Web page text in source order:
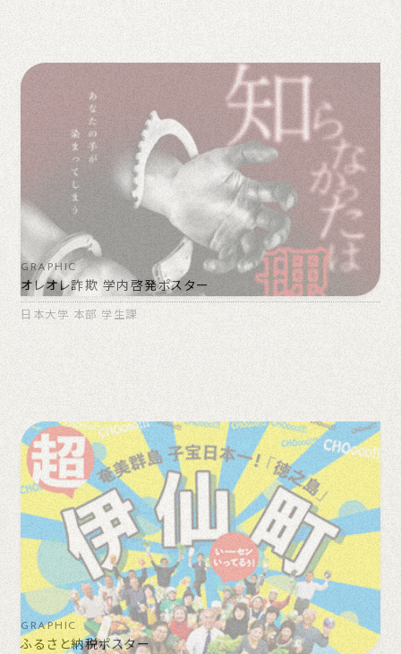
GRAPHIC
オレオレ詐欺 学内啓発ポスター
日本大学 本部 学生課
GRAPHIC
ふるさと納税ポスター